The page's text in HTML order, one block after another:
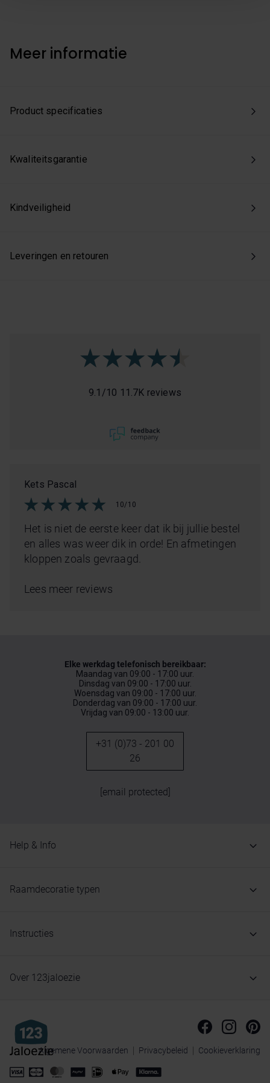
toestemming intrekken via onze cookie-instellingen.
Meer informatie
Product specificaties
Kwaliteitsgarantie
Kindveiligheid
Leveringen en retouren
9.1 /10 11.7K reviews
Kets Pascal
10/10
Het is niet de eerste keer dat ik bij jullie bestel
en alles was weer dik in orde! En afmetingen
kloppen zoals gevraagd.
Lees meer reviews
Elke werkdag telefonisch bereikbaar:
Maandag van 09:00 - 17:00 uur.
Dinsdag van 09:00 - 17:00 uur.
Woensdag van 09:00 - 17:00 uur.
Donderdag van 09:00 - 17:00 uur.
Vrijdag van 09:00 - 13:00 uur.
+31 (0)73 - 201 00
26
[email protected]
Help & Info
Raamdecoratie typen
Instructies
Over 123jaloezie
Algemene Voorwaarden Privacybeleid Cookieverklaring